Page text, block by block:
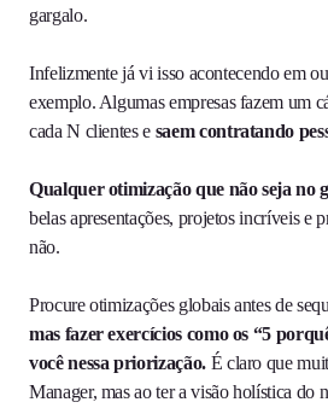
gargalo.
Infelizmente já vi isso acontecendo em
exemplo. Algumas empresas fazem um
cada N clientes e saem contratando
Qualquer otimização que não seja no
belas apresentações, projetos incríveis e
não.
Procure otimizações globais antes de
mas fazer exercícios como os “5
você nessa priorização. É claro que
Manager, mas ao ter a visão holística do